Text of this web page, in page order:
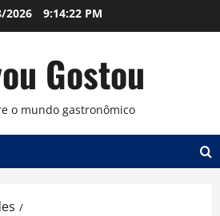
2026 9:14:23 PM
Gostou
o mundo gastronômico